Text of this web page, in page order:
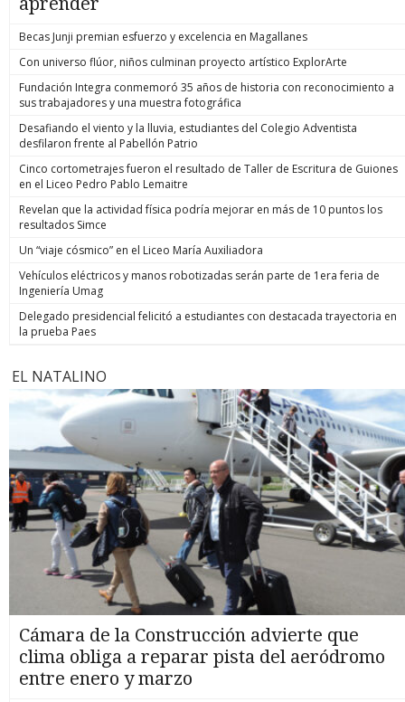
Becas Junji premian esfuerzo y excelencia en Magallanes
Con universo flúor, niños culminan proyecto artístico ExplorArte
Fundación Integra conmemoró 35 años de historia con reconocimiento a
sus trabajadores y una muestra fotográfica
Desafiando el viento y la lluvia, estudiantes del Colegio Adventista
desfilaron frente al Pabellón Patrio
Cinco cortometrajes fueron el resultado de Taller de Escritura de Guiones
en el Liceo Pedro Pablo Lemaitre
Revelan que la actividad física podría mejorar en más de 10 puntos los
resultados Simce
Un “viaje cósmico” en el Liceo María Auxiliadora
Vehículos eléctricos y manos robotizadas serán parte de 1era feria de
Ingeniería Umag
Delegado presidencial felicitó a estudiantes con destacada trayectoria en
la prueba Paes
EL NATALINO
Cámara de la Construcción advierte que
clima obliga a reparar pista del aeródromo
entre enero y marzo